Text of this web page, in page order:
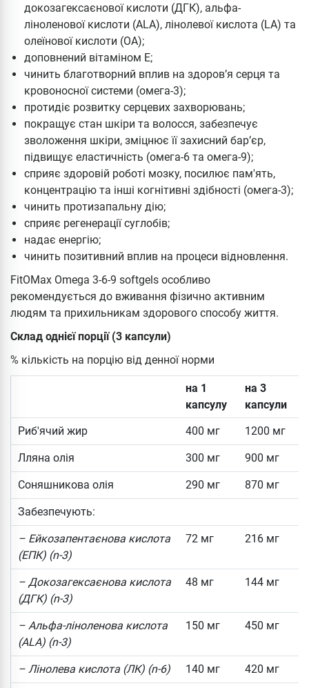
докозагексаєнової кислоти (ДГК), альфа-
ліноленової кислоти (ALA), лінолевої кислота (LA) та
олеїнової кислоти (ОА);
доповнений вітаміном Е;
чинить благотворний вплив на здоров’я серця та
кровоносної системи (омега-3);
протидіє розвитку серцевих захворювань;
покращує стан шкіри та волосся, забезпечує
зволоження шкіри, зміцнює її захисний бар’єр,
підвищує еластичність (омега-6 та омега-9);
сприяє здоровій роботі мозку, посилює пам'ять,
концентрацію та інші когнітивні здібності (омега-3);
чинить протизапальну дію;
сприяє регенерації суглобів;
надає енергію;
чинить позитивний вплив на процеси відновлення.
FitOMax Omega 3-6-9 softgels особливо
рекомендується до вживання фізично активним
людям та прихильникам здорового способу життя.
Склад однієї порції (3 капсули)
% кількість на порцію від денної норми
на 1
капсулу
на 3
капсули
Риб'ячий жир
400 мг 1200 мг
Лляна олія 300 мг 900 мг
Соняшникова олія 290 мг 870 мг
Забезпечують:
– Ейкозапентаєнова кислота
(ЕПК) (n-3)
72 мг 216 мг
– Докозагексаєнова кислота
(ДГК) (n-3)
48 мг 144 мг
– Альфа-ліноленова кислота
(ALA) (n-3)
150 мг 450 мг
– Лінолева кислота (ЛК) (n-6) 140 мг 420 мг